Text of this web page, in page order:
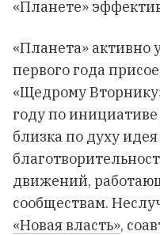
«Планете»
«Планета» активно
первого года
«Щедрому
году по инициативе
близка по духу
движений,
сообществам.
«Новая власть»,